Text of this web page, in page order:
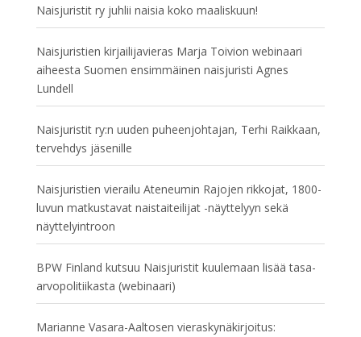
Naisjuristit ry juhlii naisia koko maaliskuun!
Naisjuristien kirjailijavieras Marja Toivion webinaari
aiheesta Suomen ensimmäinen naisjuristi Agnes
Lundell
Naisjuristit ry:n uuden puheenjohtajan, Terhi Raikkaan,
tervehdys jäsenille
Naisjuristien vierailu Ateneumin Rajojen rikkojat, 1800-
luvun matkustavat naistaiteilijat -näyttelyyn sekä
näyttelyintroon
BPW Finland kutsuu Naisjuristit kuulemaan lisää tasa-
arvopolitiikasta (webinaari)
Marianne Vasara-Aaltosen vieraskynäkirjoitus: